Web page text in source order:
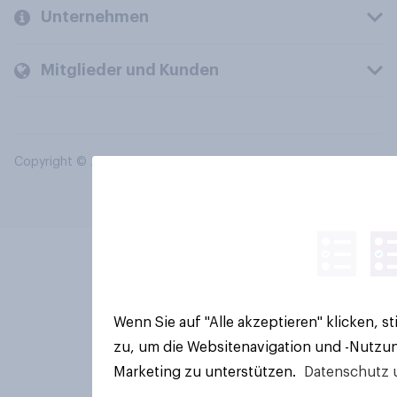
Unternehmen
Mitglieder und Kunden
Copyright © 2026 YouGov PLC. Alle Rechte vorbehalten.
Wenn Sie auf "Alle akzeptieren" klicken,
zu, um die Websitenavigation und -
Marketing zu unterstützen.
Datenschutz